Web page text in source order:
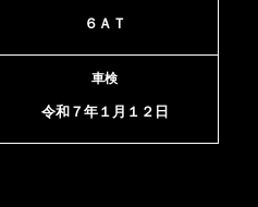
６ＡＴ
車検
令和７年１月１２日